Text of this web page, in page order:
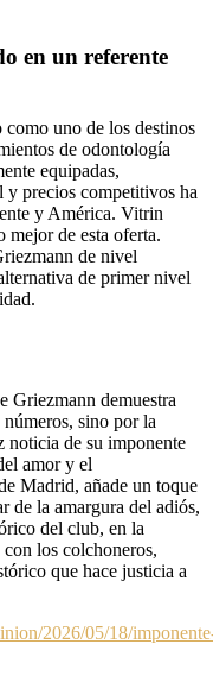
en un referente
uno de los destinos
de odontología
equipadas,
precios competitivos ha
y América. Vitrin
mejor de esta oferta.
de nivel
de primer nivel
Griezmann demuestra
sino por la
noticia de su imponente
amor y el
Madrid, añade un toque
de la amargura del adiós,
del club, en la
los colchoneros,
que hace justicia a
2026/05/18/